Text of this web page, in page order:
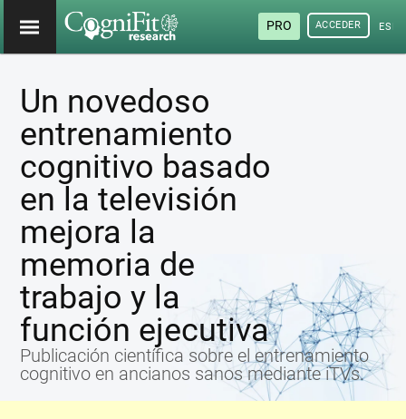
PRO ACCEDER
Un novedoso
entrenamiento
cognitivo basado
en la televisión
mejora la
memoria de
trabajo y la
función ejecutiva
Publicación científica sobre el entrenamiento
cognitivo en ancianos sanos mediante iTVs.